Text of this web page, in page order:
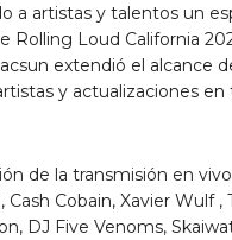
a artistas y talentos un
Loud California
extendió el alcance
y actualizaciones
de la transmisión en
Cobain, Xavier Wulf,
DJ Five Venoms,